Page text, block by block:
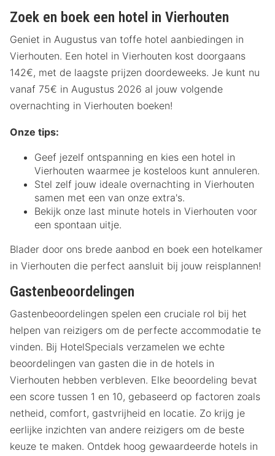
Zoek en boek een hotel in Vierhouten
Geniet in Augustus van toffe hotel aanbiedingen in
Vierhouten. Een hotel in Vierhouten kost doorgaans
142€, met de laagste prijzen doordeweeks. Je kunt nu
vanaf 75€ in Augustus 2026 al jouw volgende
overnachting in Vierhouten boeken!
Onze tips:
Geef jezelf ontspanning en kies een hotel in
Vierhouten waarmee je kosteloos kunt annuleren.
Stel zelf jouw ideale overnachting in Vierhouten
samen met een van onze extra's.
Bekijk onze last minute hotels in Vierhouten voor
een spontaan uitje.
Blader door ons brede aanbod en boek een hotelkamer
in Vierhouten die perfect aansluit bij jouw reisplannen!
Gastenbeoordelingen
Gastenbeoordelingen spelen een cruciale rol bij het
helpen van reizigers om de perfecte accommodatie te
vinden. Bij HotelSpecials verzamelen we echte
beoordelingen van gasten die in de hotels in
Vierhouten hebben verbleven. Elke beoordeling bevat
een score tussen 1 en 10, gebaseerd op factoren zoals
netheid, comfort, gastvrijheid en locatie. Zo krijg je
eerlijke inzichten van andere reizigers om de beste
keuze te maken. Ontdek hoog gewaardeerde hotels in